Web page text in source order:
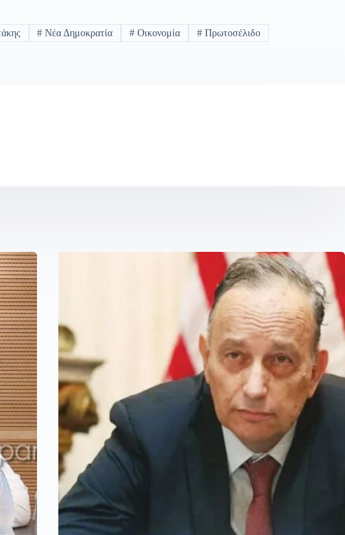
# Νέα Δημοκρατία # Οικονομία # Πρωτοσέλιδο